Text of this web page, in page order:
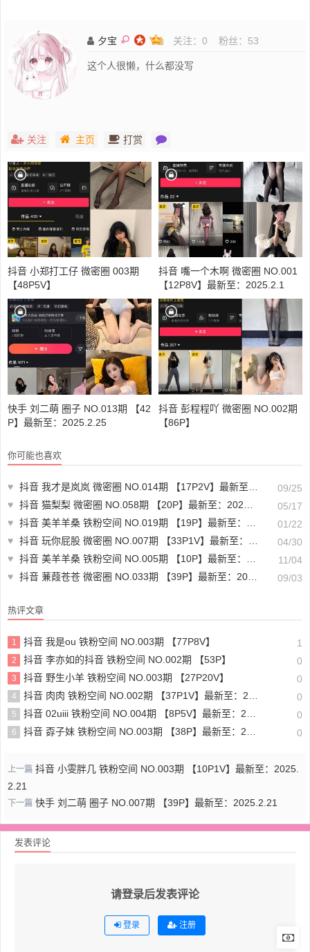
夕宝 关注： 0 粉丝： 53
这个人很懒，什么都没写
关注 主页 打赏
抖音 小郑打工仔 微密圈 003期
【48P5V】
抖音 嘴一个木啊 微密圈 NO.001
【12P8V】最新至：2025.2.1
快手 刘二萌 圈子 NO.013期 【42
P】最新至：2025.2.25
抖音 彭程程吖 微密圈 NO.002期
【86P】
你可能也喜欢
♥ 抖音 我才是岚岚 微密圈 NO.014期 【17P2V】最新至：2024.9.23
09/25
♥ 抖音 猫梨梨 微密圈 NO.058期 【20P】最新至：2024.5.15
05/17
♥ 抖音 美羊羊桑 铁粉空间 NO.019期 【19P】最新至：2025.1.19
01/22
♥ 抖音 玩你屁股 微密圈 NO.007期 【33P1V】最新至：2025.4.27
04/30
♥ 抖音 美羊羊桑 铁粉空间 NO.005期 【10P】最新至：2024.10.27
11/04
♥ 抖音 蒹葭苍苍 微密圈 NO.033期 【39P】最新至：2024.9.3 09/03
热评文章
1 抖音 我是ou 铁粉空间 NO.003期 【77P8V】 1
2 抖音 李亦如的抖音 铁粉空间 NO.002期 【53P】 0
3 抖音 野生小羊 铁粉空间 NO.003期 【27P20V】 0
4 抖音 肉肉 铁粉空间 NO.002期 【37P1V】最新至：2024..10.2 0
5 抖音 02uiii 铁粉空间 NO.004期 【8P5V】最新至：2024.10.11 0
6 抖音 孬子妹 铁粉空间 NO.003期 【38P】最新至：2024.10.18 0
上一篇 抖音 小雯胖几 铁粉空间 NO.003期 【10P1V】最新至：2025.
2.21
下一篇 快手 刘二萌 圈子 NO.007期 【39P】最新至：2025.2.21
发表评论
请登录后发表评论
登录 注册